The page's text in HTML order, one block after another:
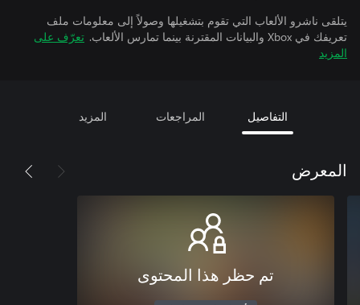
يتلقى ناشرو الألعاب التي تقوم بتشغيلها وصولاً إلى معلومات ملف
تعريفك في Xbox والبيانات المقترنة بينما تمارس الألعاب.
تعرّف على
المزيد
التفاصيل المراجعات المزيد
المعرض
تم حظر هذا المحتوى